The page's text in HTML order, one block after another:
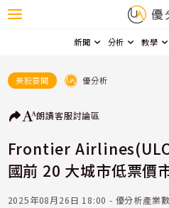
新聞 分析 教學
美股要聞 優分析
朗讀客服討論區
Frontier
國前 20 大城市低票價
2025年08月26日 18:00 - 優分析產業